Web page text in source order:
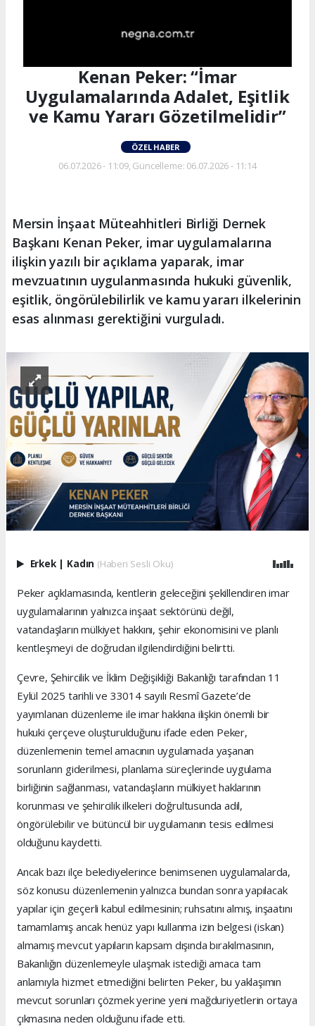
Kenan Peker: “İmar
Uygulamalarında Adalet, Eşitlik
ve Kamu Yararı Gözetilmelidir”
ÖZEL HABER
06.07.2026 - 11:09, Güncelleme: 06.07.2026 - 11:14
Mersin İnşaat Müteahhitleri Birliği Dernek
Başkanı Kenan Peker, imar uygulamalarına
ilişkin yazılı bir açıklama yaparak, imar
mevzuatının uygulanmasında hukuki güvenlik,
eşitlik, öngörülebilirlik ve kamu yararı ilkelerinin
esas alınması gerektiğini vurguladı.
Erkek | Kadın (Haberi Sesli Oku)
Peker açıklamasında, kentlerin geleceğini şekillendiren imar
uygulamalarının yalnızca inşaat sektörünü değil,
vatandaşların mülkiyet hakkını, şehir ekonomisini ve planlı
kentleşmeyi de doğrudan ilgilendirdiğini belirtti.
Çevre, Şehircilik ve İklim Değişikliği Bakanlığı tarafından 11
Eylül 2025 tarihli ve 33014 sayılı Resmî Gazete’de
yayımlanan düzenleme ile imar hakkına ilişkin önemli bir
hukuki çerçeve oluşturulduğunu ifade eden Peker,
düzenlemenin temel amacının uygulamada yaşanan
sorunların giderilmesi, planlama süreçlerinde uygulama
birliğinin sağlanması, vatandaşların mülkiyet haklarının
korunması ve şehircilik ilkeleri doğrultusunda adil,
öngörülebilir ve bütüncül bir uygulamanın tesis edilmesi
olduğunu kaydetti.
Ancak bazı ilçe belediyelerince benimsenen uygulamalarda,
söz konusu düzenlemenin yalnızca bundan sonra yapılacak
yapılar için geçerli kabul edilmesinin; ruhsatını almış, inşaatını
tamamlamış ancak henüz yapı kullanma izin belgesi (iskan)
almamış mevcut yapıların kapsam dışında bırakılmasının,
Bakanlığın düzenlemeyle ulaşmak istediği amaca tam
anlamıyla hizmet etmediğini belirten Peker, bu yaklaşımın
mevcut sorunları çözmek yerine yeni mağduriyetlerin ortaya
çıkmasına neden olduğunu ifade etti.